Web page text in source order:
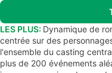
LES PLUS: Dynamique de
centrée sur des
l'ensemble du casting
plus de 200 événements